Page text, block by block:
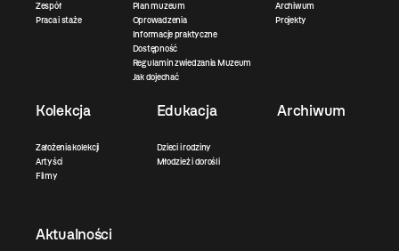
Zespół
Praca i staże
Plan muzeum
Oprowadzenia
Informacje praktyczne
Dostępność
Regulamin zwiedzania Muzeum
Jak dojechać
Archiwum
Projekty
Kolekcja
Założenia kolekcji
Artyści
Filmy
Edukacja
Dzieci i rodziny
Młodzież i dorośli
Archiwum
Aktualności